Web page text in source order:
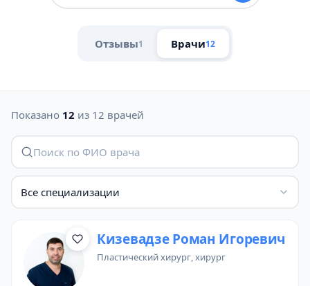
Отзывы1 Врачи12
Показано 12 из 12 врачей
Все специализации
Кизевадзе Роман Игоревич
пластический хирург,хирург